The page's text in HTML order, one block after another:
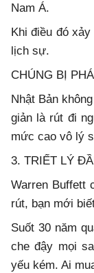
Nam Á.
Khi điều đó
lịch sự.
CHÚNG BỊ
Nhật Bản
giản là rút đi
mức cao vô lý
3. TRIẾT LÝ
Warren Buffett
rút, bạn mới
Suốt 30 năm
che đậy mọi
yếu kém. Ai